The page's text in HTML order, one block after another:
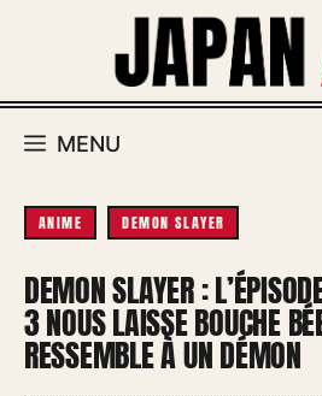
MENU
ANIME DEMON SLAYER
DEMON SLAYER :
3 NOUS LAISSE BOUCHE
RESSEMBLE À UN DÉMON